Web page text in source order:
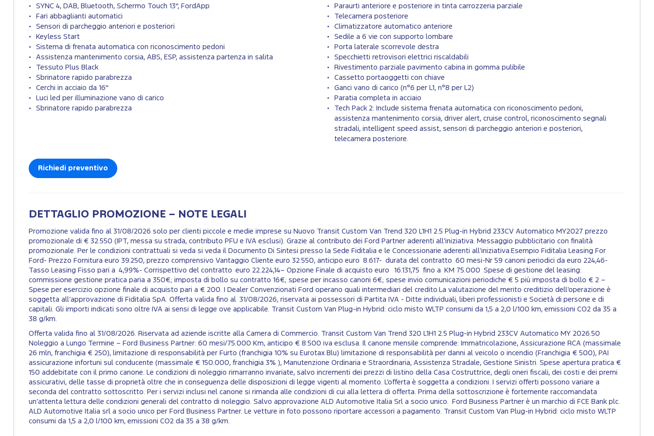
SYNC 4, DAB, Bluetooth, Schermo Touch 13", FordApp
Paraurti anteriore e posteriore in tinta carrozzeria parziale
Fari abbaglianti automatici
Telecamera posteriore
Sensori di parcheggio anteriori e posteriori
Climatizzatore automatico anteriore
Keyless Start
Sedile a 6 vie con supporto lombare
Sistema di frenata automatica con riconoscimento pedoni
Porta laterale scorrevole destra
Assistenza mantenimento corsia, ABS, ESP, assistenza partenza in salita
Specchietti retrovisori elettrici riscaldabili
Tessuto Plus Black
Rivestimento parziale pavimento cabina in gomma pulibile
Sbrinatore rapido parabrezza
Cassetto portaoggetti con chiave
Cerchi in acciaio da 16"
Ganci vano di carico (n°6 per L1, n°8 per L2)
Luci led per illuminazione vano di carico
Paratia completa in acciaio
Sbrinatore rapido parabrezza
Tech Pack 2: Include sistema frenata automatica con riconoscimento pedoni,
assistenza mantenimento corsia, driver alert, cruise control, riconoscimento segnali
stradali, intelligent speed assist, sensori di parcheggio anteriori e posteriori,
telecamera posteriore.
Richiedi preventivo
DETTAGLIO PROMOZIONE – NOTE LEGALI
Promozione valida fino al 31/08/2026 solo per clienti piccole e medie imprese su Nuovo Transit Custom Van Trend 320 L1H1 2.5 Plug-in Hybrid 233CV Automatico MY2027 prezzo
promozionale di € 32.550 (IPT, messa su strada, contributo PFU e IVA esclusi). Grazie al contributo dei Ford Partner aderenti all’iniziativa. Messaggio pubblicitario con finalità
promozionale. Per le condizioni contrattuali si veda si veda il Documento Di Sintesi presso la Sede Fiditalia e le Concessionarie aderenti all’iniziativa.Esempio Fiditalia Leasing For
Ford- Prezzo Fornitura euro 39.250, prezzo comprensivo Vantaggio Cliente euro 32.550, anticipo euro 8.617- durata del contratto 60 mesi-Nr 59 canoni periodici da euro 224,46-
Tasso Leasing Fisso pari a 4,99%- Corrispettivo del contratto euro 22.224,14– Opzione Finale di acquisto euro 16.131,75 fino a KM 75.000 Spese di gestione del leasing:
commissione gestione pratica paria a 350€; imposta di bollo su contratto 16€; spese per incasso canoni 6€; spese invio comunicazioni periodiche € 5 più imposta di bollo € 2 –
Spese per esercizio opzione finale di acquisto pari a € 200. I Dealer Convenzionati Ford operano quali intermediari del credito.La valutazione del merito creditizio dell’operazione è
soggetta all’approvazione di Fiditalia SpA. Offerta valida fino al 31/08/2026, riservata ai possessori di Partita IVA - Ditte individuali, liberi professionisti e Società di persone e di
capitali. Gli importi indicati sono oltre IVA ai sensi di legge ove applicabile. Transit Custom Van Plug-in Hybrid: ciclo misto WLTP consumi da 1,5 a 2,0 l/100 km, emissioni CO2 da 35 a
38 g/km.​
Offerta valida fino al 31/08/2026. Riservata ad aziende iscritte alla Camera di Commercio. Transit Custom Van Trend 320 L1H1 2.5 Plug-in Hybrid 233CV Automatico MY 2026.50
Noleggio a Lungo Termine – Ford Business Partner: 60 mesi/75.000 Km, anticipo € 8.500 iva esclusa. Il canone mensile comprende: Immatricolazione, Assicurazione RCA (massimale
26 mln, franchigia € 250), limitazione di responsabilità per Furto (franchigia 10% su Eurotax Blu) limitazione di responsabilità per danni al veicolo o incendio (Franchigia € 500), PAI
assicurazione infortuni sul conducente (massimale € 150.000, franchigia 3% ), Manutenzione Ordinaria e Straordinaria, Assistenza Stradale, Gestione Sinistri. Spese apertura pratica €
150 addebitate con il primo canone. Le condizioni di noleggio rimarranno invariate, salvo incrementi dei prezzi di listino della Casa Costruttrice, degli oneri fiscali, dei costi e dei premi
assicurativi, delle tasse di proprietà oltre che in conseguenza delle disposizioni di legge vigenti al momento. L’offerta è soggetta a condizioni. I servizi offerti possono variare a
seconda del contratto sottoscritto. Per i servizi inclusi nel canone si rimanda alle condizioni di cui alla lettera di offerta. Prima della sottoscrizione è fortemente raccomandata
un’attenta lettura delle condizioni generali del contratto di noleggio. Salvo approvazione ALD Automotive Italia Srl a socio unico. Ford Business Partner è un marchio di FCE Bank plc.
ALD Automotive Italia srl a socio unico per Ford Business Partner. Le vetture in foto possono riportare accessori a pagamento. Transit Custom Van Plug-in Hybrid: ciclo misto WLTP
consumi da 1,5 a 2,0 l/100 km, emissioni CO2 da 35 a 38 g/km.